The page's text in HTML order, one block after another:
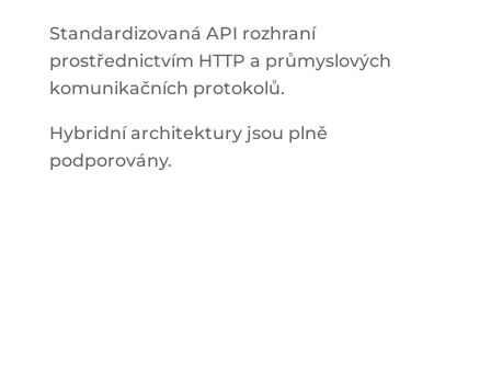
Standardizovaná API rozhraní
prostřednictvím HTTP a průmyslových
komunikačních protokolů.
Hybridní architektury jsou plně
podporovány.